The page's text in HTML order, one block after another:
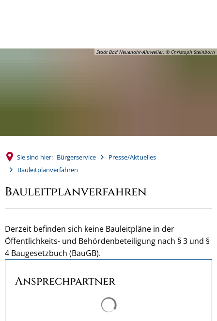
Stadt Bad Neuenahr-Ahrweiler, © Christoph Steinborn
Sie sind hier: Bürgerservice
Presse/Aktuelles
Bauleitplanverfahren
Bauleitplanverfahren
Derzeit befinden sich keine Bauleitpläne in der
Öffentlichkeits- und Behördenbeteiligung nach § 3 und §
4 Baugesetzbuch (BauGB).
Ansprechpartner